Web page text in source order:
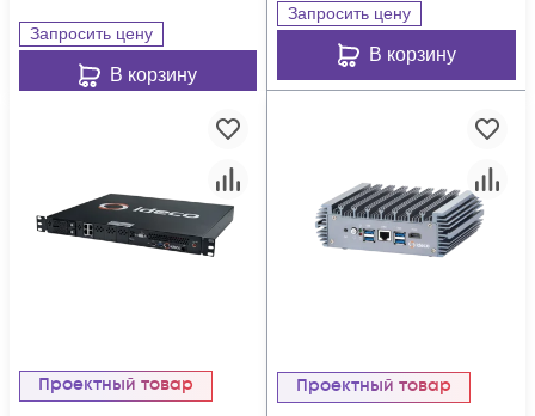
Запросить цену
В корзину
Запросить цену
В корзину
Проектный товар Проектный товар